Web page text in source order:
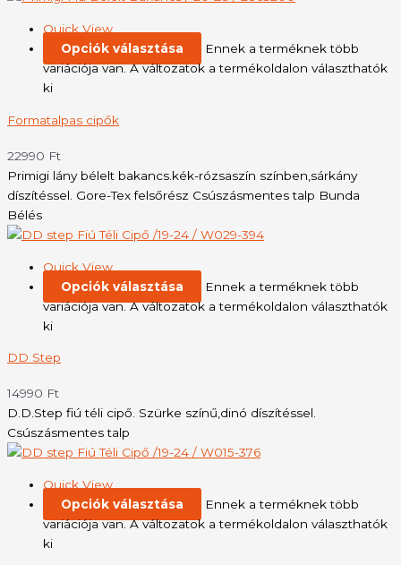
Quick View
Opciók választása
Ennek a terméknek több
variációja van. A változatok a termékoldalon választhatók
ki
Formatalpas cipők
22990 Ft
Primigi lány bélelt bakancs.kék-rózsaszín színben,sárkány
díszítéssel. Gore-Tex felsőrész Csúszásmentes talp Bunda
Bélés
Quick View
Opciók választása
Ennek a terméknek több
variációja van. A változatok a termékoldalon választhatók
ki
DD Step
14990 Ft
D.D.Step fiú téli cipő. Szürke színű,dinó díszítéssel.
Csúszásmentes talp
Quick View
Opciók választása
Ennek a terméknek több
variációja van. A változatok a termékoldalon választhatók
ki